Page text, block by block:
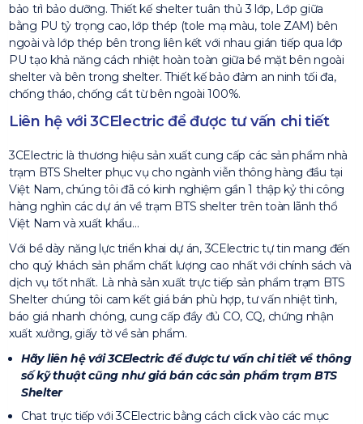
bảo trì bảo dưỡng. Thiết kế shelter tuân thủ 3 lớp, Lớp giữa
bằng PU tỷ trọng cao, lớp thép (tole mạ màu, tole ZAM) bên
ngoài và lớp thép bên trong liên kết với nhau gián tiếp qua lớp
PU tạo khả năng cách nhiệt hoàn toàn giữa bề mặt bên ngoài
shelter và bên trong shelter. Thiết kế bảo đảm an ninh tối đa,
chống tháo, chống cắt từ bên ngoài 100%.
Liên hệ với 3CElectric để được tư vấn chi tiết
3CElectric là thương hiệu sản xuất cung cấp các sản phẩm nhà
trạm BTS Shelter phục vụ cho ngành viễn thông hàng đầu tại
Việt Nam, chúng tôi đã có kinh nghiệm gần 1 thập kỷ thi công
hàng nghìn các dự án về trạm BTS shelter trên toàn lãnh thổ
Việt Nam và xuất khẩu…
Với bề dày năng lực triển khai dự án, 3CElectric tự tin mang đến
cho quý khách sản phẩm chất lượng cao nhất với chính sách và
dịch vụ tốt nhất. Là nhà sản xuất trực tiếp sản phẩm trạm BTS
Shelter chúng tôi cam kết giá bán phù hợp, tư vấn nhiệt tình,
báo giá nhanh chóng, cung cấp đầy đủ CO, CQ, chứng nhận
xuất xưởng, giấy tờ về sản phẩm.
Hãy liên hệ với 3CElectric để được tư vấn chi tiết về thông
số kỹ thuật cũng như giá bán các sản phẩm trạm BTS
Shelter
Chat trực tiếp với 3CElectric bằng cách click vào các mục